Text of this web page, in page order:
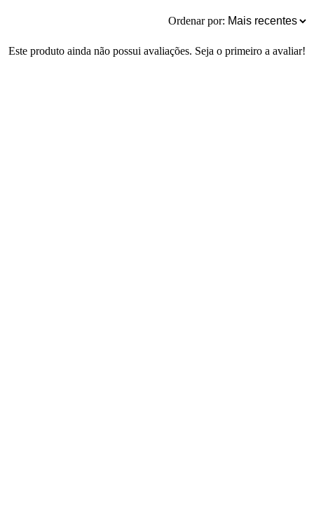
Ordenar por:
Este produto ainda não possui avaliações. Seja o primeiro a avaliar!